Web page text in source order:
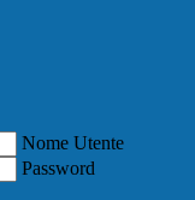
Nome Utente
Password